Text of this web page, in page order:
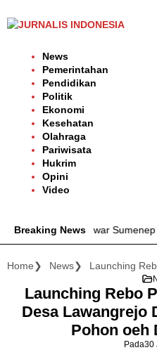
ke
News
Pemerintahan
Pendidikan
Politik
Ekonomi
Kesehatan
Olahraga
Pariwisata
Hukrim
Opini
Video
Breaking News
H. Moh. Anwar Sumenep Kini
Home News
Launching Rebo
Desa Lawangrejo
Pohon oeh
Pada30